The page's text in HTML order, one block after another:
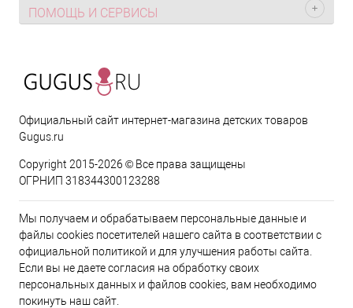
ПОМОЩЬ И СЕРВИСЫ
Официальный сайт интернет-магазина детских товаров
Gugus.ru
Copyright 2015-2026 © Все права защищены
ОГРНИП 318344300123288
Мы получаем и обрабатываем персональные данные и
файлы cookies посетителей нашего сайта в соответствии с
официальной политикой и для улучшения работы сайта.
Если вы не даете согласия на обработку своих
персональных данных и файлов cookies, вам необходимо
покинуть наш сайт.